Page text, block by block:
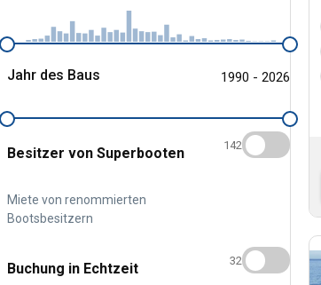
Jahr des Baus 1990 - 2026
Besitzer von Superbooten
Miete von renommierten
Bootsbesitzern
142
Buchung in Echtzeit 32